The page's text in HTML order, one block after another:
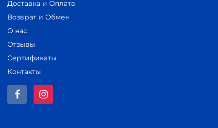
Доставка и Оплата
Возврат и Обмен
О нас
Отзывы
Сертификаты
Контакты